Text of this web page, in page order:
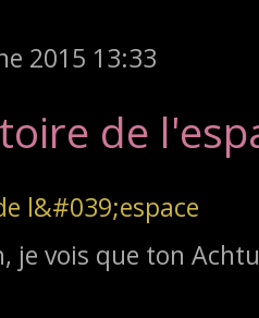
2015 13:33
de
je vois que ton